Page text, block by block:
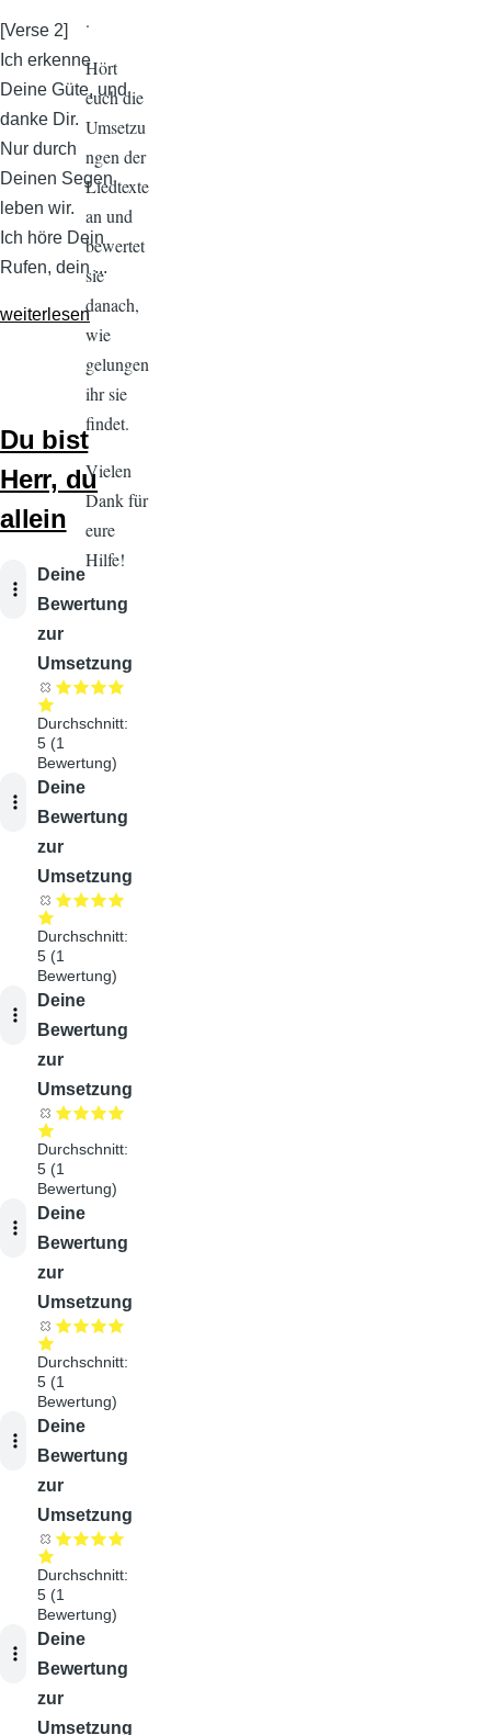
[Verse 2]
Ich erkenne
Deine Güte, und
danke Dir.
Nur durch
Deinen Segen
leben wir.
Ich höre Dein
Rufen, dein ...
weiterlesen
Du bist
Herr, du
allein
Audiodatei
Deine
Bewertung
zur
Umsetzung
Durchschnitt:
5 (1
Bewertung)
Audiodatei
Deine
Bewertung
zur
Umsetzung
Durchschnitt:
5 (1
Bewertung)
Audiodatei
Deine
Bewertung
zur
Umsetzung
Durchschnitt:
5 (1
Bewertung)
Audiodatei
Deine
Bewertung
zur
Umsetzung
Durchschnitt:
5 (1
Bewertung)
Audiodatei
Deine
Bewertung
zur
Umsetzung
Durchschnitt:
5 (1
Bewertung)
Audiodatei
Deine
Bewertung
zur
Umsetzung
.
Hört
euch die
Umsetzu
ngen der
Liedtexte
an und
bewertet
sie
danach,
wie
gelungen
ihr sie
findet.
Vielen
Dank für
eure
Hilfe!